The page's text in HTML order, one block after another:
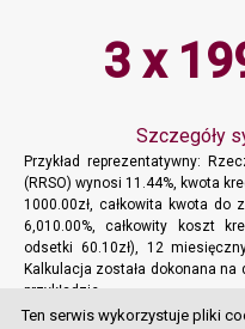
3 x
Szczegóły
Przykład reprezentatywny:
(RRSO) wynosi 11.44%, kwota
1000.00zł, całkowita kwota do
6,010.00%, całkowity koszt
odsetki 60.10zł), 12
Kalkulacja została dokonana
przykładzie.
Ten serwis wykorzystuje pliki